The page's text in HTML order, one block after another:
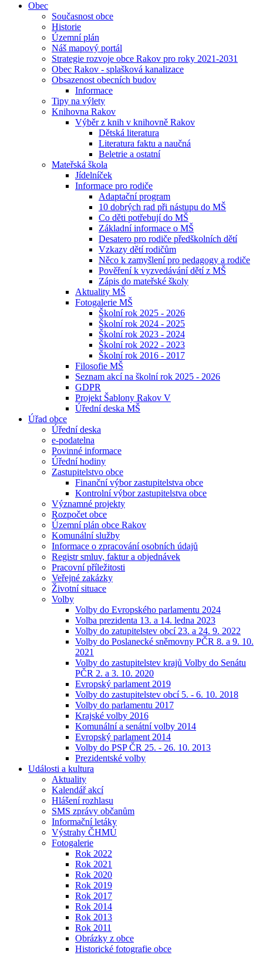
Obec
Současnost obce
Historie
Územní plán
Náš mapový portál
Strategie rozvoje obce Rakov pro roky 2021-2031
Obec Rakov - splašková kanalizace
Obsazenost obecních budov
Informace
Tipy na výlety
Knihovna Rakov
Výběr z knih v knihovně Rakov
Dětská literatura
Literatura faktu a naučná
Beletrie a ostatní
Mateřská škola
Jídelníček
Informace pro rodiče
Adaptační program
10 dobrých rad při nástupu do MŠ
Co děti potřebují do MŠ
Základní informace o MŠ
Desatero pro rodiče předškolních dětí
Vzkazy dětí rodičům
Něco k zamyšlení pro pedagogy a rodiče
Pověření k vyzvedávání dětí z MŠ
Zápis do mateřské školy
Aktuality MŠ
Fotogalerie MŠ
Školní rok 2025 - 2026
Školní rok 2024 - 2025
Školní rok 2023 - 2024
Školní rok 2022 - 2023
Školní rok 2016 - 2017
Filosofie MŠ
Seznam akcí na školní rok 2025 - 2026
GDPR
Projekt Šablony Rakov V
Úřední deska MŠ
Úřad obce
Úřední deska
e-podatelna
Povinné informace
Úřední hodiny
Zastupitelstvo obce
Finanční výbor zastupitelstva obce
Kontrolní výbor zastupitelstva obce
Významné projekty
Rozpočet obce
Územní plán obce Rakov
Komunální služby
Informace o zpracování osobních údajů
Registr smluv, faktur a objednávek
Pracovní příležitosti
Veřejné zakázky
Životní situace
Volby
Volby do Evropského parlamentu 2024
Volba prezidenta 13. a 14. ledna 2023
Volby do zatupitelstev obcí 23. a 24. 9. 2022
Volby do Poslanecké sněmovny PČR 8. a 9. 10.
2021
Volby do zastupitelstev krajů Volby do Senátu
PČR 2. a 3. 10. 2020
Evropský parlament 2019
Volby do zastupitelstev obcí 5. - 6. 10. 2018
Volby do parlamentu 2017
Krajské volby 2016
Komunální a senátní volby 2014
Evropský parlament 2014
Volby do PSP ČR 25. - 26. 10. 2013
Prezidentské volby
Události a kultura
Aktuality
Kalendář akcí
Hlášení rozhlasu
SMS zprávy občanům
Informační letáky
Výstrahy ČHMÚ
Fotogalerie
Rok 2022
Rok 2021
Rok 2020
Rok 2019
Rok 2017
Rok 2014
Rok 2013
Rok 2011
Obrázky z obce
Historické fotografie obce